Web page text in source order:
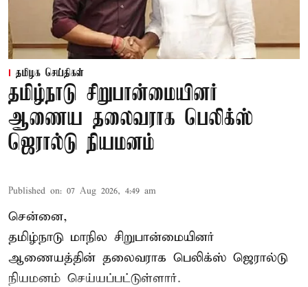
தமிழக செய்திகள்
தமிழ்நாடு சிறுபான்மையினர்
ஆணைய தலைவராக பெலிக்ஸ்
ஜெரால்டு நியமனம்
Published on: 07 Aug 2026, 4:49 am
சென்னை,
தமிழ்நாடு மாநில சிறுபான்மையினர்
ஆணையத்தின் தலைவராக பெலிக்ஸ் ஜெரால்டு
நியமனம் செய்யப்பட்டுள்ளார்.